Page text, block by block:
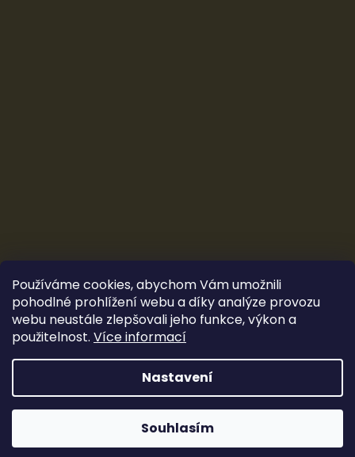
Používáme cookies, abychom Vám umožnili
pohodlné prohlížení webu a díky analýze provozu
webu neustále zlepšovali jeho funkce, výkon a
použitelnost. Více informací
Nastavení
Souhlasím
Vytvořil Shoptet&Ludec
Copyright 2026CarTune Stereo s.r.o.. Všechna práva
vyhrazena.